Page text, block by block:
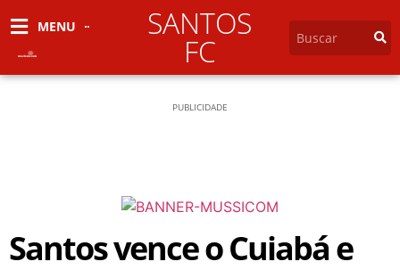
MENU SANTOS
FC
PUBLICIDADE
Santos vence o Cuiabá e